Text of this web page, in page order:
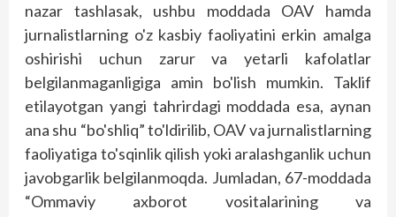
nazar tashlasak, ushbu moddada OAV hamda
jurnalistlarning o'z kasbiy faoliyatini erkin amalga
oshirishi uchun zarur va yetarli kafolatlar
belgilanmaganligiga amin bo'lish mumkin. Taklif
etilayotgan yangi tahrirdagi moddada esa, aynan
ana shu “bo'shliq” to'ldirilib, OAV va jurnalistlarning
faoliyatiga to'sqinlik qilish yoki aralashganlik uchun
javobgarlik belgilanmoqda. Jumladan, 67-moddada
“Ommaviy axborot vositalarining va